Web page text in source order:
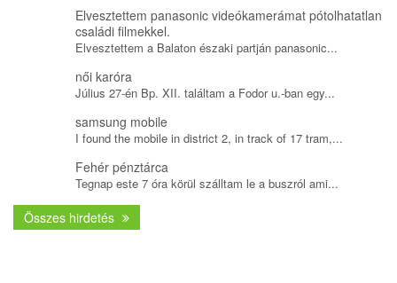
Elvesztettem panasonic videókamerámat pótolhatatlan
családi filmekkel.
Elvesztettem a Balaton északi partján panasonic...
női karóra
Július 27-én Bp. XII. találtam a Fodor u.-ban egy...
samsung mobile
I found the mobile in district 2, in track of 17 tram,...
Fehér pénztárca
Tegnap este 7 óra körül szálltam le a buszról ami...
Összes hirdetés